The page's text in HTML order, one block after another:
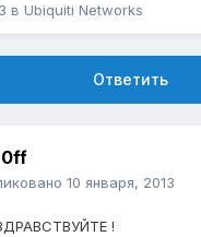
в Ubiquiti Networks
Ответить
10 января, 2013
!